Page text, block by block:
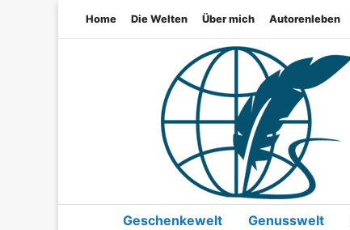
Home Die Welten Über mich Autorenleben
Geschenkewelt Genusswelt